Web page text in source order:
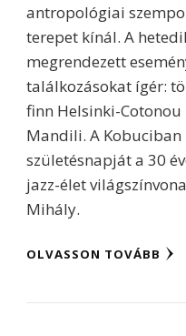
antropológiai
terepet kínál. A
megrendezett
találkozásokat ígér:
finn Helsinki-Cotonou
Mandili. A
születésnapját a 30
jazz-élet
Mihály.
OLVASSON TOVÁBB